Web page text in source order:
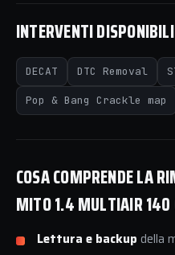
INTERVENTI
DECAT DTC Removal
Pop & Bang Crackle map
COSA COMPRENDE LA
MITO 1.4 MULTIAIR 140
Lettura e backup della